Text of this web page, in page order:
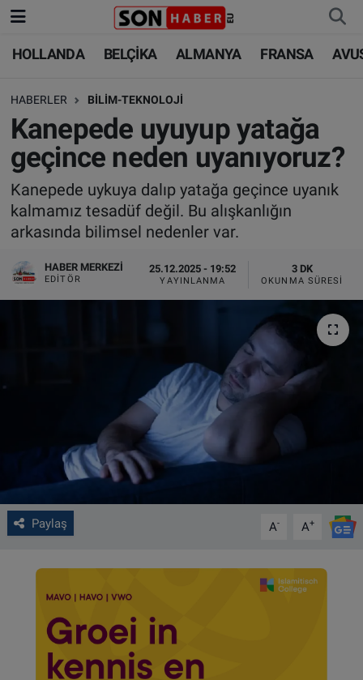
HOLLANDA BELÇİKA ALMANYA FRANSA
HABERLER BİLİM-TEKNOLOJİ
Kanepede uyuyup yatağa
geçince neden uyanıyoruz?
Kanepede uykuya dalıp yatağa geçince uyanık
kalmamız tesadüf değil. Bu alışkanlığın
arkasında bilimsel nedenler var.
HABER MERKEZI
EDITÖR
25.12.2025 - 19:52
YAYINLANMA
3 DK
OKUNMA SÜRESI
Paylaş A- A+
HOLLANDA
BELÇİKA
ALMANYA
FRANSA
AVUSTURYA
SAĞLIK - YAŞAM
HOLLANDA
BELÇİKA
ALMANYA
TÜRKİYE
DÜNYA
BİLİM-TEKNOLOJİ
ALGEMENE VOORWAARDEN
CONTACT
Çerez Politikası
Nöbetçi Eczaneler
Hava Durumu
Trafik Durumu
Süper Lig Puan Durumu ve Fikstür
Tüm Manşetler
Son Dakika Haberleri